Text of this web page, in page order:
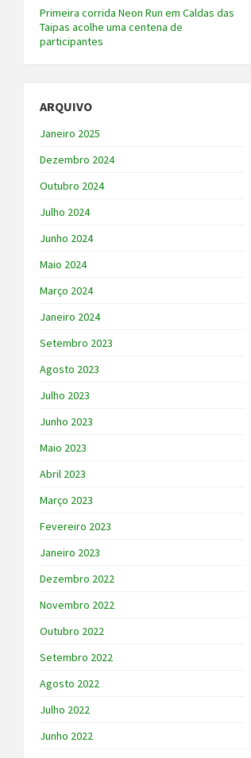
Primeira corrida Neon Run em Caldas das
Taipas acolhe uma centena de
participantes
ARQUIVO
Janeiro 2025
Dezembro 2024
Outubro 2024
Julho 2024
Junho 2024
Maio 2024
Março 2024
Janeiro 2024
Setembro 2023
Agosto 2023
Julho 2023
Junho 2023
Maio 2023
Abril 2023
Março 2023
Fevereiro 2023
Janeiro 2023
Dezembro 2022
Novembro 2022
Outubro 2022
Setembro 2022
Agosto 2022
Julho 2022
Junho 2022